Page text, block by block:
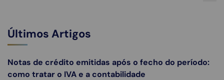
Últimos Artigos
Notas de crédito emitidas após o fecho do período:
como tratar o IVA e a contabilidade